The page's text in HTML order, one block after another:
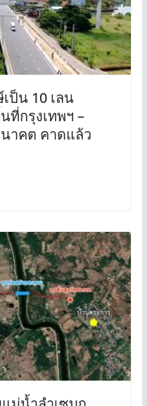
ป็น 10 เลน
ที่กรุงเทพฯ –
าคต คาดแล้ว